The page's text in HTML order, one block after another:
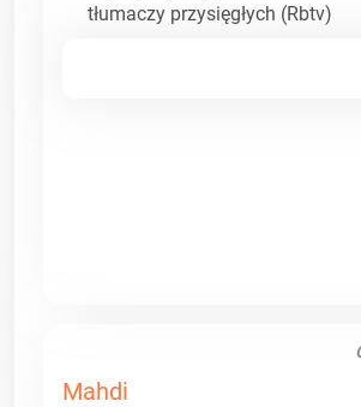
tłumaczy przysięgłych (Rbtv)
Mahdi